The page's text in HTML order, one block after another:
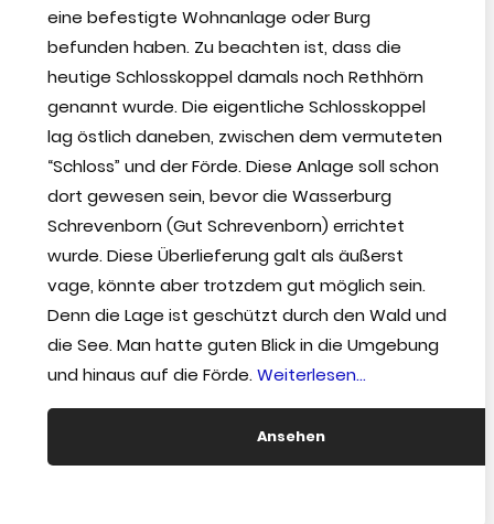
eine befestigte Wohnanlage oder Burg
befunden haben. Zu beachten ist, dass die
heutige Schlosskoppel damals noch Rethhörn
genannt wurde. Die eigentliche Schlosskoppel
lag östlich daneben, zwischen dem vermuteten
“Schloss” und der Förde. Diese Anlage soll schon
dort gewesen sein, bevor die Wasserburg
Schrevenborn (Gut Schrevenborn) errichtet
wurde. Diese Überlieferung galt als äußerst
vage, könnte aber trotzdem gut möglich sein.
Denn die Lage ist geschützt durch den Wald und
die See. Man hatte guten Blick in die Umgebung
und hinaus auf die Förde. Weiterlesen…
Schlosskoppel”
Ansehen